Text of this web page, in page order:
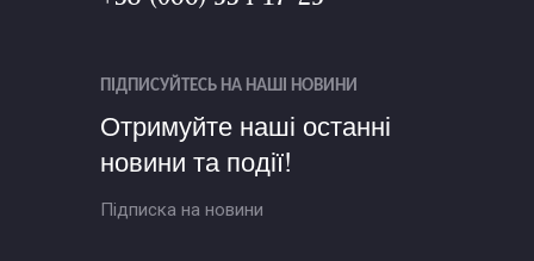
ПІДПИСУЙТЕСЬ НА НАШІ НОВИНИ
Отримуйте наші останні
новини та події!
Підписка на новини